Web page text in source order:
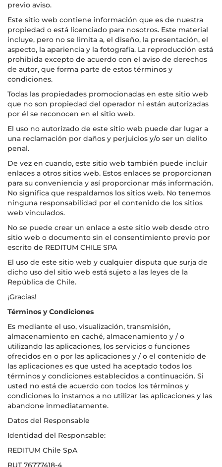
previo aviso.
Este sitio web contiene información que es de nuestra
propiedad o está licenciado para nosotros. Este material
incluye, pero no se limita a, el diseño, la presentación, el
aspecto, la apariencia y la fotografía. La reproducción está
prohibida excepto de acuerdo con el aviso de derechos
de autor, que forma parte de estos términos y
condiciones.
Todas las propiedades promocionadas en este sitio web
que no son propiedad del operador ni están autorizadas
por él se reconocen en el sitio web.
El uso no autorizado de este sitio web puede dar lugar a
una reclamación por daños y perjuicios y/o ser un delito
penal.
De vez en cuando, este sitio web también puede incluir
enlaces a otros sitios web. Estos enlaces se proporcionan
para su conveniencia y así proporcionar más información.
No significa que respaldamos los sitios web. No tenemos
ninguna responsabilidad por el contenido de los sitios
web vinculados.
No se puede crear un enlace a este sitio web desde otro
sitio web o documento sin el consentimiento previo por
escrito de REDITUM CHILE SPA
El uso de este sitio web y cualquier disputa que surja de
dicho uso del sitio web está sujeto a las leyes de la
República de Chile.
¡Gracias!
Términos y Condiciones
Es mediante el uso, visualización, transmisión,
almacenamiento en caché, almacenamiento y / o
utilizando las aplicaciones, los servicios o funciones
ofrecidos en o por las aplicaciones y / o el contenido de
las aplicaciones es que usted ha aceptado todos los
términos y condiciones establecidos a continuación. Si
usted no está de acuerdo con todos los términos y
condiciones lo instamos a no utilizar las aplicaciones y las
abandone inmediatamente.
Datos del Responsable
Identidad del Responsable:
REDITUM Chile SpA
RUT 76777418-4